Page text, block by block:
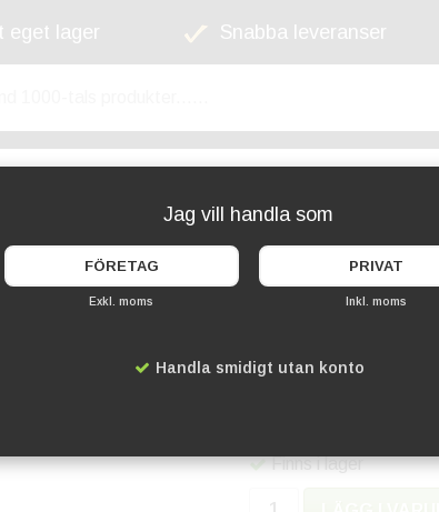
Jag vill handla som
FÖRETAG
Exkl. moms
PRIVAT
Inkl. moms
Handla smidigt utan konto
eget lager Snabba leveranser
Broschyrställ
Artikelnummer:
Finns i lager